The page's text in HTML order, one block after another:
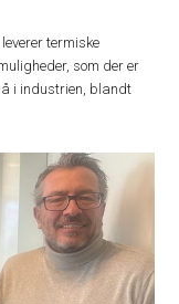
termiske
som der er
i industrien, blandt